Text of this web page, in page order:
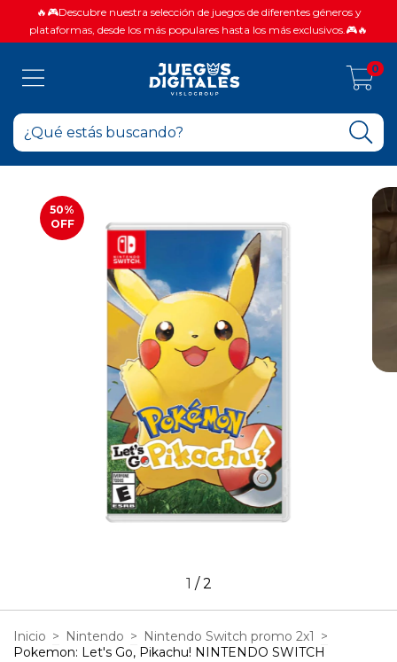
🔥🎮Descubre nuestra selección de juegos de diferentes géneros y
plataformas, desde los más populares hasta los más exclusivos.🎮🔥
0
50%
OFF
1 /2
Inicio > Nintendo > Nintendo Switch promo 2x1 >
Pokemon: Let's Go, Pikachu! NINTENDO SWITCH